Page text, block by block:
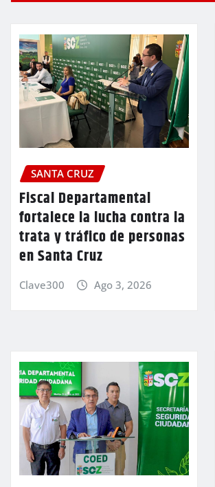
SANTA CRUZ
Fiscal Departamental
fortalece la lucha contra la
trata y tráfico de personas
en Santa Cruz
Clave300 Ago 3, 2026